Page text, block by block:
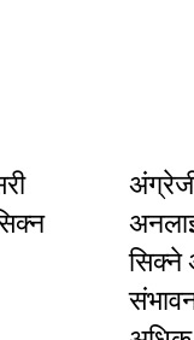
सिक्ने